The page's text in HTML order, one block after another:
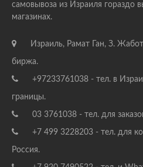
самовывоза из Израиля гораздо
магазинах.
Израиль, Рамат Ган, З.
биржа.
+97233761038 - тел. в
границы.
03 3761038 - тел. для
+7 499 3228203 - тел. для
Россия.